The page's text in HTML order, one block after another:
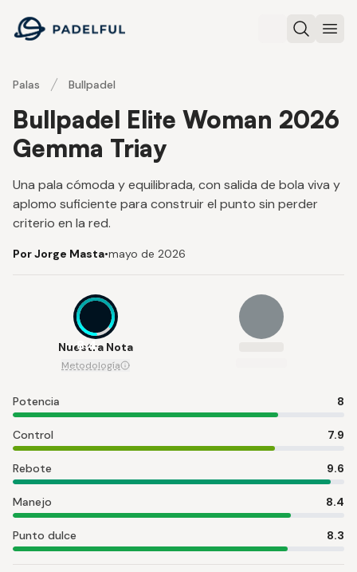
Padelful
Buscar
Palas Bullpadel
Bullpadel Elite Woman 2026
Gemma Triay
Una pala cómoda y equilibrada, con salida de bola viva y
aplomo suficiente para construir el punto sin perder
criterio en la red.
Por Jorge Masta•mayo de 2026
8.4
Nuestra Nota
Metodología
Potencia 8
Control 7.9
Rebote 9.6
Manejo 8.4
Punto dulce 8.3